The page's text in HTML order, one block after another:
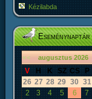
Kézilabda
Eseménynaptár
«< augusztus 2026
V H K SZ CS P
26 27 28 29 30 31
2
3 4 5 6 7